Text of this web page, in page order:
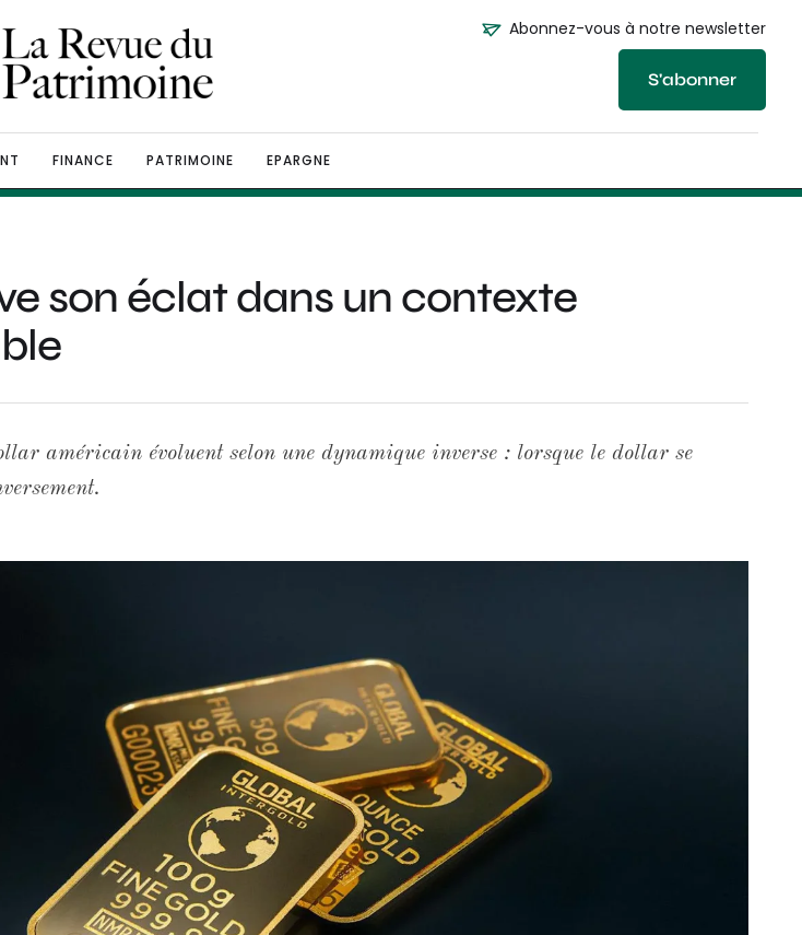
Abonnez-vous à notre newsletter
S'abonner
FINANCE PATRIMOINE EPARGNE
son éclat dans un contexte
américain évoluent selon une dynamique inverse : lorsque le dollar se